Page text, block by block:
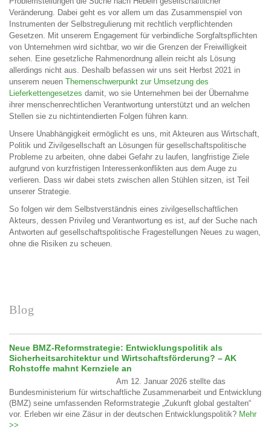
Veränderung. Dabei geht es vor allem um das Zusammenspiel von
Instrumenten der Selbstregulierung mit rechtlich verpflichtenden
Gesetzen. Mit unserem Engagement für verbindliche Sorgfaltspflichten
von Unternehmen wird sichtbar, wo wir die Grenzen der Freiwilligkeit
sehen. Eine gesetzliche Rahmenordnung allein reicht als Lösung
allerdings nicht aus. Deshalb befassen wir uns seit Herbst 2021 in
unserem neuen Themenschwerpunkt zur Umsetzung des
Lieferkettengesetzes damit, wo sie Unternehmen bei der Übernahme
ihrer menschenrechtlichen Verantwortung unterstützt und an welchen
Stellen sie zu nichtintendierten Folgen führen kann.
Unsere Unabhängigkeit ermöglicht es uns, mit Akteuren aus Wirtschaft,
Politik und Zivilgesellschaft an Lösungen für gesellschaftspolitische
Probleme zu arbeiten, ohne dabei Gefahr zu laufen, langfristige Ziele
aufgrund von kurzfristigen Interessenkonflikten aus dem Auge zu
verlieren. Dass wir dabei stets zwischen allen Stühlen sitzen, ist Teil
unserer Strategie.
So folgen wir dem Selbstverständnis eines zivilgesellschaftlichen
Akteurs, dessen Privileg und Verantwortung es ist, auf der Suche nach
Antworten auf gesellschaftspolitische Fragestellungen Neues zu wagen,
ohne die Risiken zu scheuen.
Blog
Neue BMZ-Reformstrategie: Entwicklungspolitik als
Sicherheitsarchitektur und Wirtschaftsförderung? – AK
Rohstoffe mahnt Kernziele an
Am 12. Januar 2026 stellte das
Bundesministerium für wirtschaftliche Zusammenarbeit und Entwicklung
(BMZ) seine umfassenden Reformstrategie „Zukunft global gestalten“
vor. Erleben wir eine Zäsur in der deutschen Entwicklungspolitik? Mehr
>>